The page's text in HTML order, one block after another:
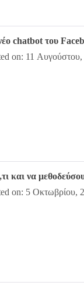
chatbot του
on: 11 Αυγούστου,
και να
on: 5 Οκτωβρίου,